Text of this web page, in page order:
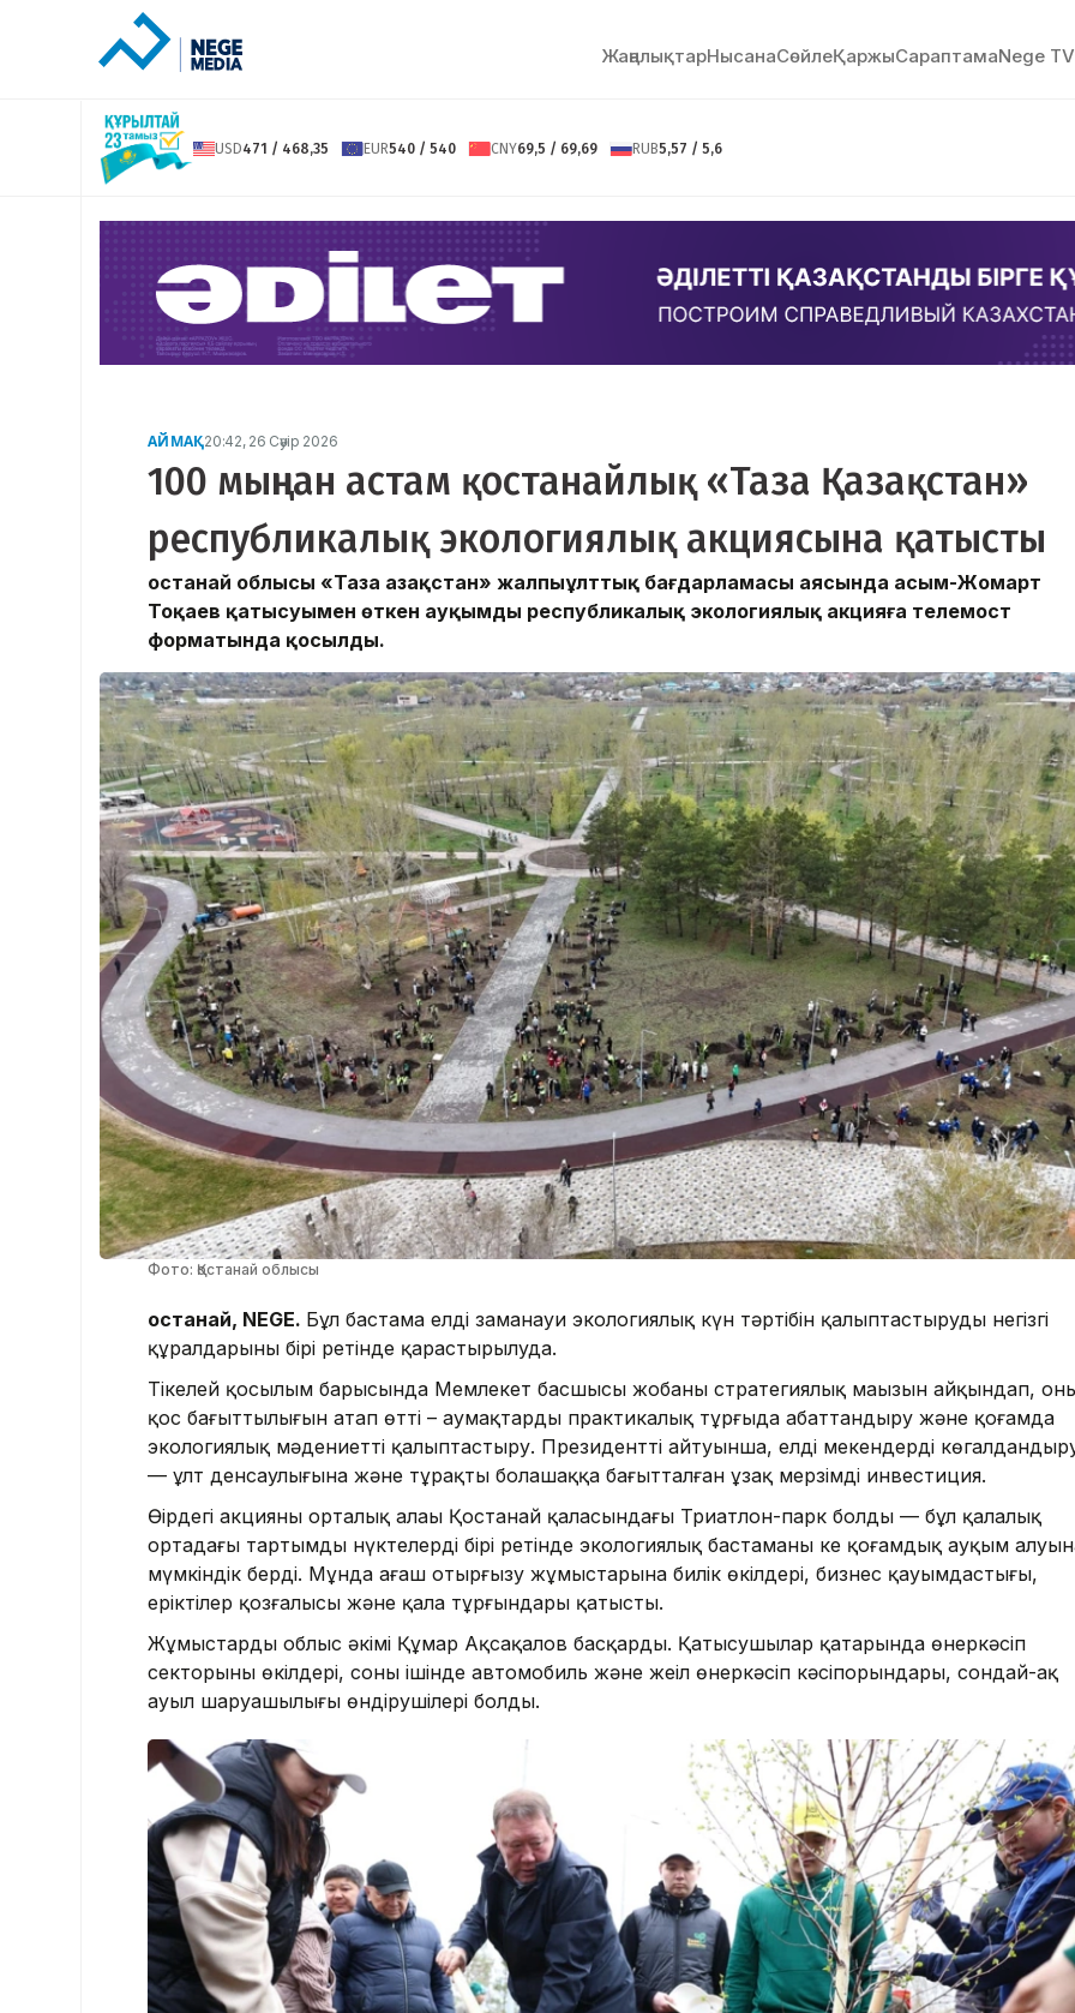
ЖаңалықтарНысанаСөйлeҚаржыСараптамаNege TV
USD471 / 468,35 EUR540 / 540 CNY69,5 / 69,69 RUB5,57 / 5,6
АЙМАҚ20:42, 26 Сәуір 2026
100 мыңнан астам қостанайлық «Таза Қазақстан»
республикалық экологиялық акциясына қатысты
Қостанай облысы «Таза Қазақстан» жалпыұлттық бағдарламасы аясында Қасым-Жомарт
Тоқаев қатысуымен өткен ауқымды республикалық экологиялық акцияға телемост
форматында қосылды.
Фото: Қостанай облысы
Қостанай, NEGE. Бұл бастама елдің заманауи экологиялық күн тәртібін қалыптастырудың негізгі
құралдарының бірі ретінде қарастырылуда.
Тікелей қосылым барысында Мемлекет басшысы жобаның стратегиялық маңызын айқындап,
қос бағыттылығын атап өтті – аумақтарды практикалық тұрғыда абаттандыру және қоғамда
экологиялық мәдениетті қалыптастыру. Президенттің айтуынша, елді мекендерді
— ұлт денсаулығына және тұрақты болашаққа бағытталған ұзақ мерзімді инвестиция.
Өңірдегі акцияның орталық алаңы Қостанай қаласындағы Триатлон-парк болды — бұл қалалық
ортадағы тартымды нүктелердің бірі ретінде экологиялық бастаманың кең қоғамдық ауқым
мүмкіндік берді. Мұнда ағаш отырғызу жұмыстарына билік өкілдері, бизнес қауымдастығы,
еріктілер қозғалысы және қала тұрғындары қатысты.
Жұмыстарды облыс әкімі Құмар Ақсақалов басқарды. Қатысушылар қатарында өнеркәсіп
секторының өкілдері, соның ішінде автомобиль және жеңіл өнеркәсіп кәсіпорындары, сондай-ақ
ауыл шаруашылығы өндірушілері болды.